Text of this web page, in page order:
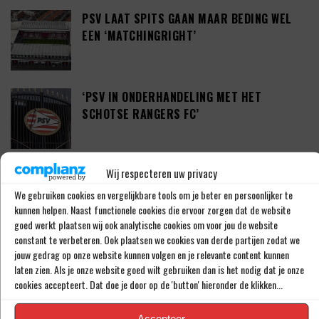
Wij respecteren uw privacy
We gebruiken cookies en vergelijkbare tools om je beter en persoonlijker te
kunnen helpen. Naast functionele cookies die ervoor zorgen dat de website
goed werkt plaatsen wij ook analytische cookies om voor jou de website
constant te verbeteren. Ook plaatsen we cookies van derde partijen zodat we
jouw gedrag op onze website kunnen volgen en je relevante content kunnen
laten zien. Als je onze website goed wilt gebruiken dan is het nodig dat je onze
cookies accepteert. Dat doe je door op de 'button' hieronder de klikken...
PSV LAAT SPITS GAAN MAAR BEDING WEL
EEN ‘MATCHINGRIGHT’
‘PSV IN ONDERHANDELING MET HET
SCHOTSE RANGERS FC’
‘PSV WIL ZICH GAAN VERSTERKEN MET 29-
JARIGE ADAMA CAMARA’
JOEL DROMMEL (29) TEKENT VOOR VIER
JAAR BIJ FC TWENTE